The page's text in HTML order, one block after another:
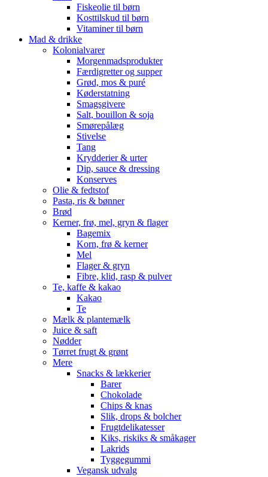
Fiskeolie til børn
Kosttilskud til børn
Vitaminer til børn
Mad & drikke
Kolonialvarer
Morgenmadsprodukter
Færdigretter og supper
Grød, mos & puré
Køderstatning
Smagsgivere
Salt, bouillon & soja
Smørepålæg
Stivelse
Tang
Krydderier & urter
Dip, sauce & dressing
Konserves
Olie & fedtstof
Pasta, ris & bønner
Brød
Kerner, frø, mel, gryn & flager
Bagemix
Korn, frø & kerner
Mel
Flager & gryn
Fibre, klid, rasp & pulver
Te, kaffe & kakao
Kakao
Te
Mælk & plantemælk
Juice & saft
Nødder
Tørret frugt & grønt
Mere
Snacks & lækkerier
Barer
Chokolade
Chips & knas
Slik, drops & bolcher
Frugtdelikatesser
Kiks, riskiks & småkager
Lakrids
Tyggegummi
Vegansk udvalg